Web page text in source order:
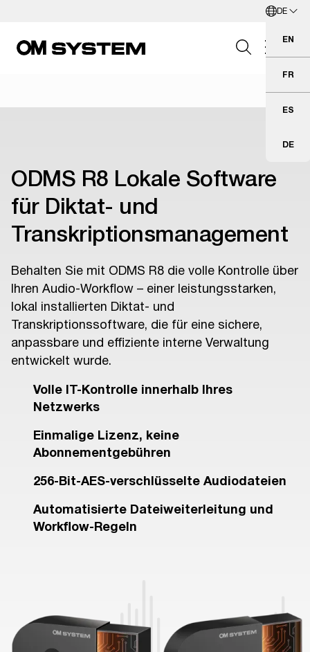
DE
Deutsch
EN
FR
ES
DE
ODMS R8 Lokale Software
für Diktat- und
Transkriptionsmanagement
Behalten Sie mit ODMS R8 die volle Kontrolle über
Ihren Audio-Workflow – einer leistungsstarken,
lokal installierten Diktat- und
Transkriptionssoftware, die für eine sichere,
anpassbare und effiziente interne Verwaltung
entwickelt wurde.
Volle IT-Kontrolle innerhalb Ihres
Netzwerks
Einmalige Lizenz, keine
Abonnementgebühren
256-Bit-AES-verschlüsselte Audiodateien
Automatisierte Dateiweiterleitung und
Workflow-Regeln